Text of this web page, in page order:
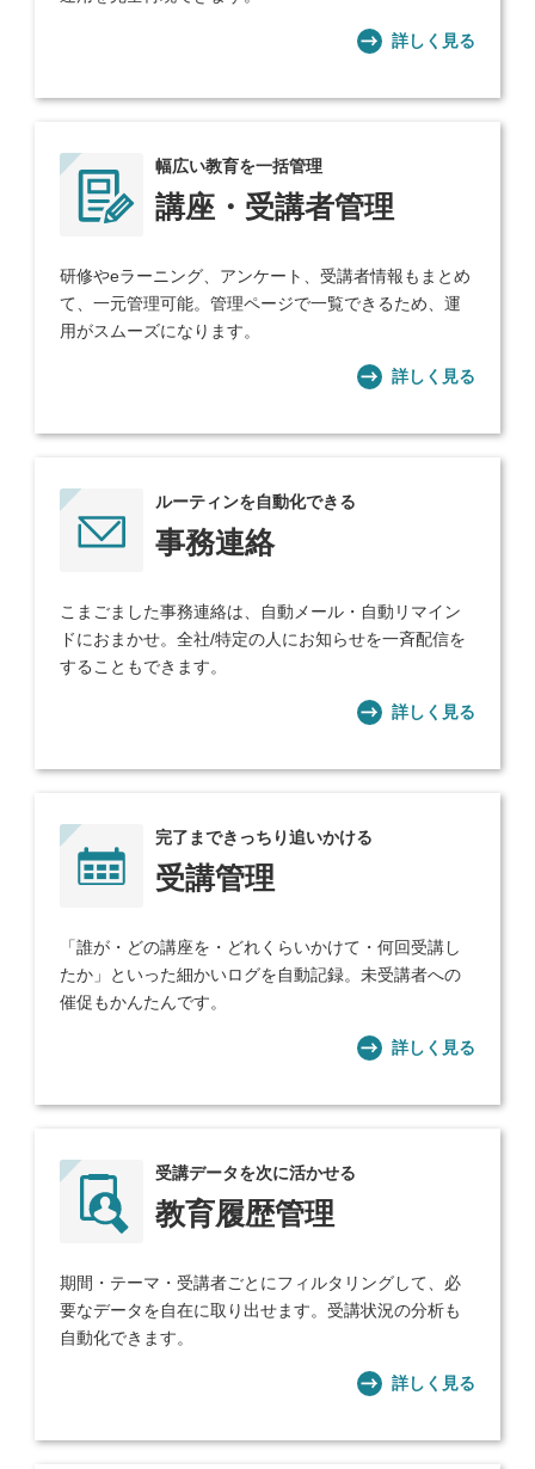
詳しく見る
幅広い教育を一括管理
講座・受講者管理
研修やeラーニング、アンケート、受講者情報もまとめ
て、一元管理可能。管理ページで一覧できるため、運
用がスムーズになります。
詳しく見る
ルーティンを自動化できる
事務連絡
こまごました事務連絡は、自動メール・自動リマイン
ドにおまかせ。全社/特定の人にお知らせを一斉配信を
することもできます。
詳しく見る
完了まできっちり追いかける
受講管理
「誰が・どの講座を・どれくらいかけて・何回受講し
たか」といった細かいログを自動記録。未受講者への
催促もかんたんです。
詳しく見る
受講データを次に活かせる
教育履歴管理
期間・テーマ・受講者ごとにフィルタリングして、必
要なデータを自在に取り出せます。受講状況の分析も
自動化できます。
詳しく見る